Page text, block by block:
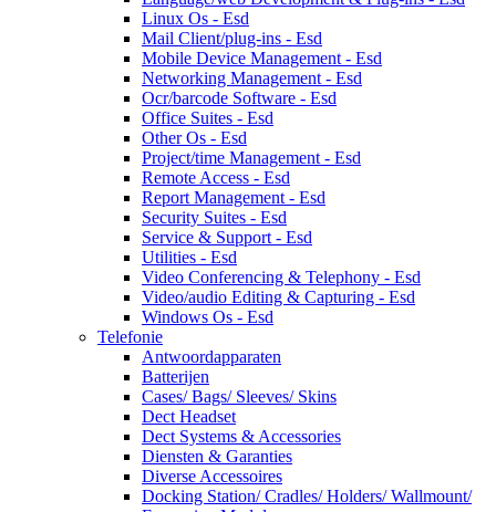
Linux Os - Esd
Mail Client/plug-ins - Esd
Mobile Device Management - Esd
Networking Management - Esd
Ocr/barcode Software - Esd
Office Suites - Esd
Other Os - Esd
Project/time Management - Esd
Remote Access - Esd
Report Management - Esd
Security Suites - Esd
Service & Support - Esd
Utilities - Esd
Video Conferencing & Telephony - Esd
Video/audio Editing & Capturing - Esd
Windows Os - Esd
Telefonie
Antwoordapparaten
Batterijen
Cases/ Bags/ Sleeves/ Skins
Dect Headset
Dect Systems & Accessories
Diensten & Garanties
Diverse Accessoires
Docking Station/ Cradles/ Holders/ Wallmount/